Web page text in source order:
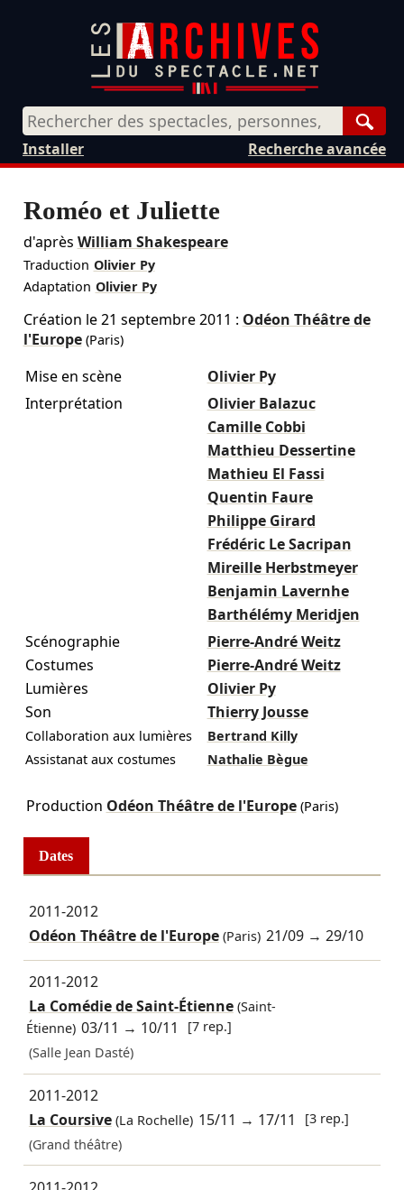
Recherche avancée
Installer
Roméo et Juliette
d'après William Shakespeare
Traduction Olivier Py
Adaptation Olivier Py
Création le21 septembre 2011 : Odéon Théâtre de
l'Europe(Paris)
Mise en scène
Olivier Py
Interprétation
Olivier Balazuc
Camille Cobbi
Matthieu Dessertine
Mathieu El Fassi
Quentin Faure
Philippe Girard
Frédéric Le Sacripan
Mireille Herbstmeyer
Benjamin Lavernhe
Barthélémy Meridjen
Scénographie
Pierre-André Weitz
Costumes
Pierre-André Weitz
Lumières
Olivier Py
Son
Thierry Jousse
Collaboration aux lumières
Bertrand Killy
Assistanat aux costumes
Nathalie Bègue
Production Odéon Théâtre de l'Europe(Paris)
Dates
2011-2012
Odéon Théâtre de l'Europe(Paris) 21/09 →29/10
2011-2012
La Comédie de Saint-Étienne(Saint-
Étienne) 03/11 → 10/11
[7 rep.]
(Salle Jean Dasté)
2011-2012
La Coursive(La Rochelle) 15/11 → 17/11
[3 rep.]
(Grand théâtre)